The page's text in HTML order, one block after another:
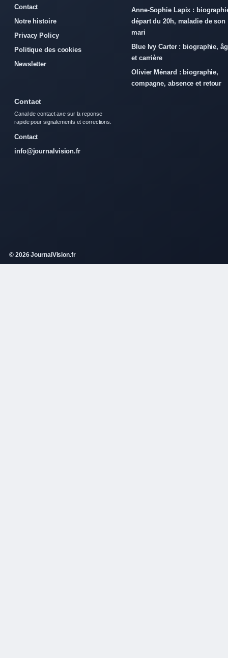
Contact
Notre histoire
Privacy Policy
Politique des cookies
Newsletter
Anne-Sophie Lapix :
départ du 20h, maladie de son
mari
Blue Ivy Carter : biographie,
et carrière
Olivier Ménard : biographie,
compagne, absence et retour
Contact
Canal de contact axe sur la reponse
rapide pour signalements et corrections.
Contact
info@journalvision.fr
© 2026 JournalVision.fr